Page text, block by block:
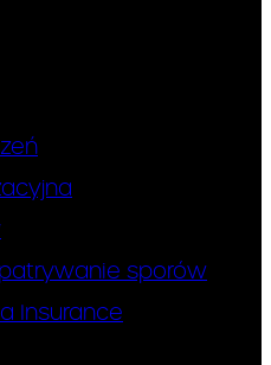
sporów
Insurance